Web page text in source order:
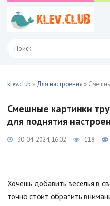
klev.club » Для настроения » Смешные
Смешные картинки
для поднятия
30-04-2024, 16:02 118
Хочешь добавить веселья в
точно стоит обратить